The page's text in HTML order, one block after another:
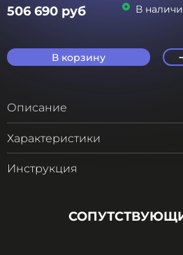
506 690 руб В
В корзину
Описание
Характеристики
Инструкция